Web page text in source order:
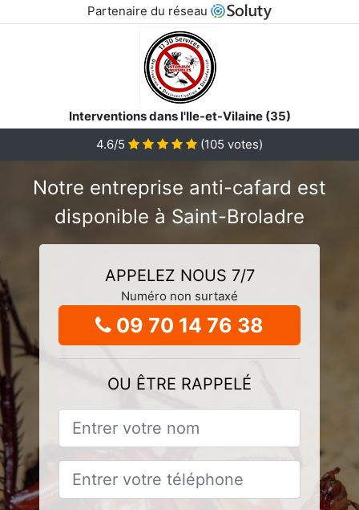
Partenaire du réseau
Interventions dans l'Ile-et-Vilaine (35)
4.6/5
(105 votes)
Notre entreprise anti-cafard est
disponible à Saint-Broladre
APPELEZ NOUS 7/7
Numéro non surtaxé
09 70 14 76 38
OU ÊTRE RAPPELÉ